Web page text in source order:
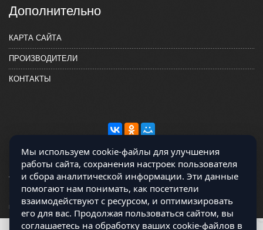
Дополнительно
КАРТА САЙТА
ПРОИЗВОДИТЕЛИ
КОНТАКТЫ
Магазин работает на OCLite Комплект-А - радиодетали и электронные
компоненты © 2026
Мы используем cookie-файлы для улучшения
работы сайта, сохранения настроек пользователя
и сбора аналитической информации. Эти данные
помогают нам понимать, как посетители
взаимодействуют с ресурсом, и оптимизировать
его для вас. Продолжая пользоваться сайтом, вы
соглашаетесь на обработку ваших cookie-файлов в